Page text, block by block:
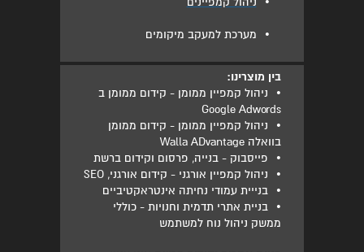
בין מוצרינו:
•
ניהול קמפיין ממומן - קידום ממומן ב
Google Adwords
•
ניהול קמפיין ממומן - קידום ממומן
בוואלה Walla ADvantage
• פייסבוק - בנייה, פרסום וקידום ברשת
• ניהול קמפיין אורגני - קידום אורגני, SEO
• בנייית עמודי נחיתה אינטראקטיביים
•
בניית אתרי תדמית וחנויות - כוללי
ממשק ניהול נוח למשתמש
• מערכת למעקב מיקומים